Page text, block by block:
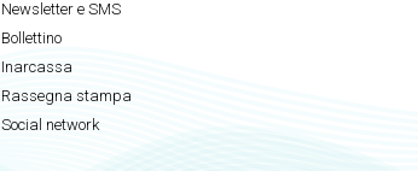
Newsletter e SMS
Bollettino
Inarcassa
Rassegna stampa
Social network